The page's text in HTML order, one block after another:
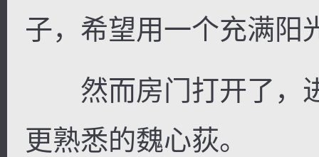
子，希望用一个充满阳
然而房门打开了，进
更熟悉的魏心荻。